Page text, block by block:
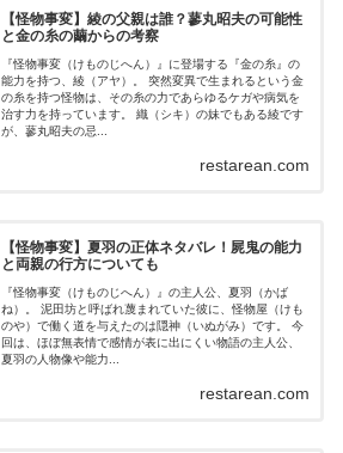
【怪物事変】綾の父親は誰？蓼丸昭夫の可能性
と金の糸の繭からの考察
『怪物事変（けものじへん）』に登場する『金の糸』の
能力を持つ、綾（アヤ）。 突然変異で生まれるという金
の糸を持つ怪物は、その糸の力であらゆるケガや病気を
治す力を持っています。 織（シキ）の妹でもある綾です
が、蓼丸昭夫の忌...
restarean.com
【怪物事変】夏羽の正体ネタバレ！屍鬼の能力
と両親の行方についても
『怪物事変（けものじへん）』の主人公、夏羽（かば
ね）。 泥田坊と呼ばれ蔑まれていた彼に、怪物屋（けも
のや）で働く道を与えたのは隠神（いぬがみ）です。 今
回は、ほぼ無表情で感情が表に出にくい物語の主人公、
夏羽の人物像や能力...
restarean.com